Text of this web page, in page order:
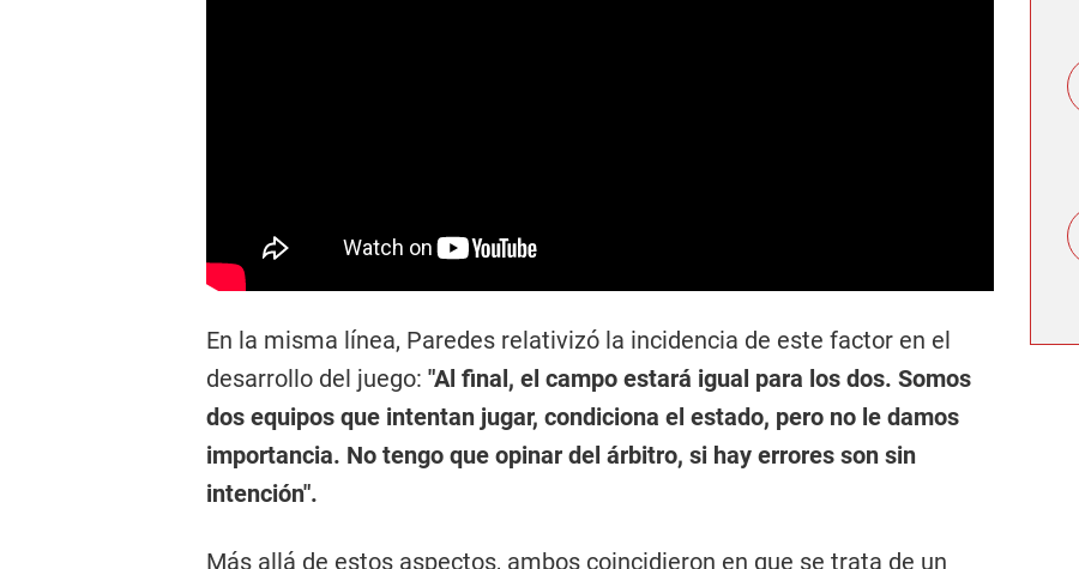
En la misma línea, Paredes relativizó la incidencia de este factor en el
desarrollo del juego: "Al final, el campo estará igual para los dos. Somos
dos equipos que intentan jugar, condiciona el estado, pero no le damos
importancia. No tengo que opinar del árbitro, si hay errores son sin
intención".
Más allá de estos aspectos, ambos coincidieron en que se trata de un